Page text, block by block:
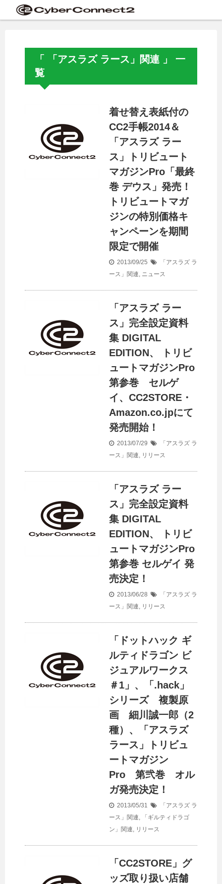
「 「アスラズ ラース」関連 」 一
覧
着せ替え表紙付の
CC2手帳2014＆
「アスラズ ラー
ス」トリビュート
マガジンPro「最終
巻 デウス」発売！
トリビュートマガ
ジンの特別価格キ
ャンペーンを期間
限定で開催
2013/09/25
「アスラズ ラ
ース」関連, ニュース
「アスラズ ラー
ス」完全設定資料
集 DIGITAL
EDITION、 トリビ
ュートマガジンPro
第参巻 セルゲ
イ、CC2STORE・
Amazon.co.jpにて
発売開始！
2013/07/29
「アスラズ ラ
ース」関連, リリース
「アスラズ ラー
ス」完全設定資料
集 DIGITAL
EDITION、 トリビ
ュートマガジンPro
第参巻 セルゲイ 発
売決定！
2013/06/28
「アスラズ ラ
ース」関連, リリース
「ドットハック ギ
ルティドラゴン ビ
ジュアルワークス
＃1」、「.hack」
シリーズ 複製原
画 細川誠一郎（2
種）、「アスラズ
ラース」トリビュ
ートマガジン
Pro 第弐巻 オル
ガ発売決定！
2013/05/31
「アスラズ ラ
ース」関連,
「ギルティドラゴ
ン」関連, リリース
「CC2STORE」グ
ッズ取り扱い店舗